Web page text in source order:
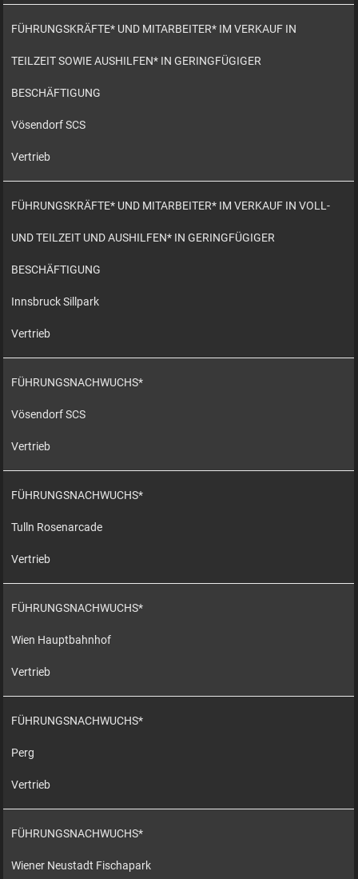
FÜHRUNGSKRÄFTE* UND MITARBEITER* IM VERKAUF IN
TEILZEIT SOWIE AUSHILFEN* IN GERINGFÜGIGER
BESCHÄFTIGUNG
Vösendorf SCS
Vertrieb
FÜHRUNGSKRÄFTE* UND MITARBEITER* IM VERKAUF IN VOLL-
UND TEILZEIT UND AUSHILFEN* IN GERINGFÜGIGER
BESCHÄFTIGUNG
Innsbruck Sillpark
Vertrieb
FÜHRUNGSNACHWUCHS*
Vösendorf SCS
Vertrieb
FÜHRUNGSNACHWUCHS*
Tulln Rosenarcade
Vertrieb
FÜHRUNGSNACHWUCHS*
Wien Hauptbahnhof
Vertrieb
FÜHRUNGSNACHWUCHS*
Perg
Vertrieb
FÜHRUNGSNACHWUCHS*
Wiener Neustadt Fischapark